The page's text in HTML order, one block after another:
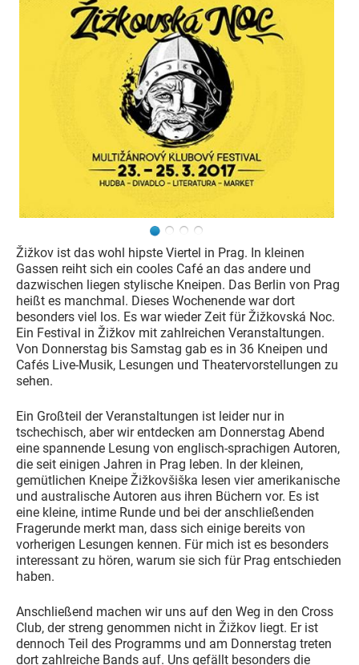
Žižkov ist das wohl hipste Viertel in Prag. In kleinen
Gassen reiht sich ein cooles Café an das andere und
dazwischen liegen stylische Kneipen. Das Berlin von Prag
heißt es manchmal. Dieses Wochenende war dort
besonders viel los. Es war wieder Zeit für Žižkovská Noc.
Ein Festival in Žižkov mit zahlreichen Veranstaltungen.
Von Donnerstag bis Samstag gab es in 36 Kneipen und
Cafés Live-Musik, Lesungen und Theatervorstellungen zu
sehen.
Ein Großteil der Veranstaltungen ist leider nur in
tschechisch, aber wir entdecken am Donnerstag Abend
eine spannende Lesung von englisch-sprachigen Autoren,
die seit einigen Jahren in Prag leben. In der kleinen,
gemütlichen Kneipe Žižkovšiška lesen vier amerikanische
und australische Autoren aus ihren Büchern vor. Es ist
eine kleine, intime Runde und bei der anschließenden
Fragerunde merkt man, dass sich einige bereits von
vorherigen Lesungen kennen. Für mich ist es besonders
interessant zu hören, warum sie sich für Prag entschieden
haben.
Anschließend machen wir uns auf den Weg in den Cross
Club, der streng genommen nicht in Žižkov liegt. Er ist
dennoch Teil des Programms und am Donnerstag treten
dort zahlreiche Bands auf. Uns gefällt besonders die